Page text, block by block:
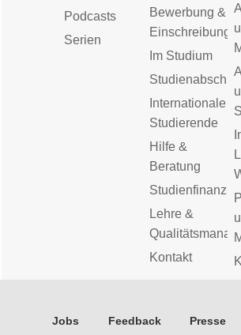
Podcasts
Serien
Bewerbung &
Einschreibung
Im Studium
Internationale
Studierende
Hilfe &
Beratung
Lehre &
Kontakt
Jobs Feedback Presse